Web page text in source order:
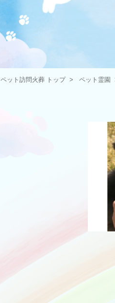
ペット訪問火葬 トップ ペット霊園